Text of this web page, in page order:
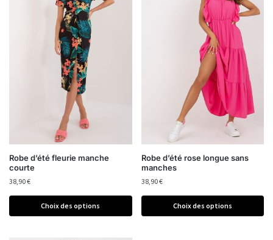
Robe d’été fleurie manche
courte
38,90€
Choix des options
Robe d’été rose longue sans
manches
38,90€
Choix des options